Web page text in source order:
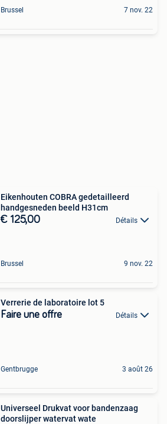
Brussel 7 nov. 22
Eikenhouten COBRA gedetailleerd
handgesneden beeld H31cm
€ 125,00 Détails
Brussel 9 nov. 22
Verrerie de laboratoire lot 5
Faire une offre Détails
Gentbrugge 3 août 26
Universeel Drukvat voor bandenzaag
doorslijper watervat wate